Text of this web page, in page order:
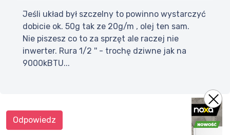
Jeśli układ był szczelny to powinno wystarczyć
dobicie ok. 50g tak ze 20g/m , olej ten sam.
Nie piszesz co to za sprzęt ale raczej nie
inwerter. Rura 1/2 '' - trochę dziwne jak na
9000kBTU...
Odpowiedz